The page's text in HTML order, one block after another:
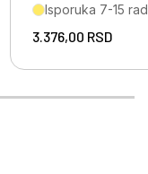
Isporuka 7-15
3.376,00 RSD